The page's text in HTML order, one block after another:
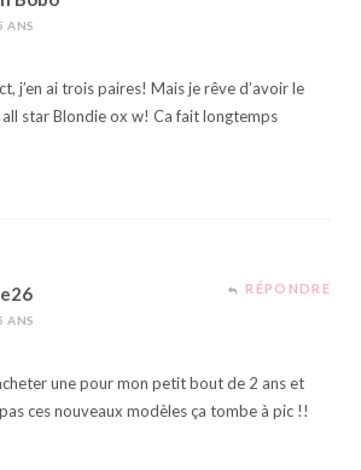
ANS
j’en ai trois paires! Mais je rêve d’avoir le
star Blondie ox w! Ca fait longtemps
ANS
RÉPONDRE
une pour mon petit bout de 2 ans et
ces nouveaux modèles ça tombe à pic !!